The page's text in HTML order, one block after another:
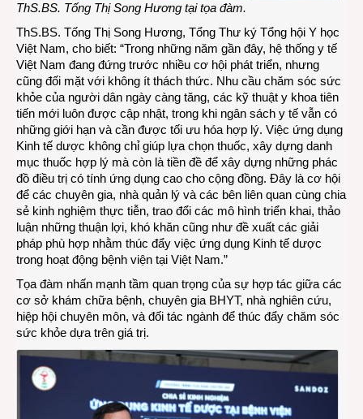
ThS.BS. Tống Thị Song Hương tại tọa đàm.
ThS.BS. Tống Thị Song Hương, Tổng Thư ký Tổng hội Y học
Việt Nam, cho biết: “Trong những năm gần đây, hệ thống y tế
Việt Nam đang đứng trước nhiều cơ hội phát triển, nhưng
cũng đối mặt với không ít thách thức. Nhu cầu chăm sóc sức
khỏe của người dân ngày càng tăng, các kỹ thuật y khoa tiên
tiến mới luôn được cập nhật, trong khi ngân sách y tế vẫn có
những giới hạn và cần được tối ưu hóa hợp lý. Việc ứng dụng
Kinh tế dược không chỉ giúp lựa chọn thuốc, xây dựng danh
mục thuốc hợp lý mà còn là tiền đề để xây dựng những phác
đồ điều trị có tính ứng dụng cao cho cộng đồng. Đây là cơ hội
để các chuyên gia, nhà quản lý và các bên liên quan cùng chia
sẻ kinh nghiệm thực tiễn, trao đổi các mô hình triển khai, thảo
luận những thuận lợi, khó khăn cũng như đề xuất các giải
pháp phù hợp nhằm thúc đẩy việc ứng dụng Kinh tế dược
trong hoạt động bệnh viện tại Việt Nam.”
Tọa đàm nhấn mạnh tầm quan trọng của sự hợp tác giữa các
cơ sở khám chữa bệnh, chuyên gia BHYT, nhà nghiên cứu,
hiệp hội chuyên môn, và đối tác ngành để thúc đẩy chăm sóc
sức khỏe dựa trên giá trị.